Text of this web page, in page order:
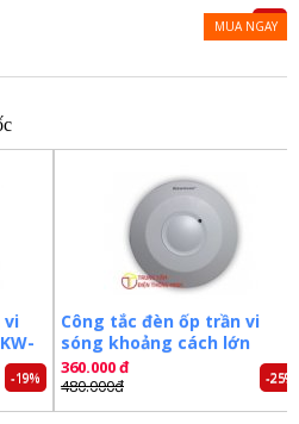
vật cản 40-35m, có vật cản 20-
tầng trệt báo khói ở lầu 2 có
thực tế nhà rộng hay hẹp ( nhà
Kết nối xuyên được 1 tâng là
báo động ở trung tâm để
từ các đầu báo khói.
-0%
MUA NGAY
Công tắc đèn ốp trần vi
sóng khoảng cách lớn
RS03B
360.000 đ
480.000đ
-25%